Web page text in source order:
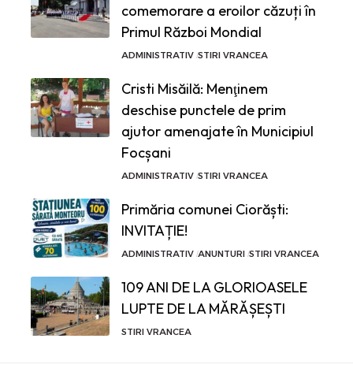
comemorare a eroilor căzuți în
Primul Război Mondial
ADMINISTRATIV STIRI VRANCEA
Cristi Misăilă: Menţinem
deschise punctele de prim
ajutor amenajate în Municipiul
Focșani
ADMINISTRATIV STIRI VRANCEA
Primăria comunei Ciorăști:
INVITAȚIE!
ADMINISTRATIV ANUNTURI STIRI VRANCEA
109 ANI DE LA GLORIOASELE
LUPTE DE LA MĂRĂȘEȘTI
STIRI VRANCEA